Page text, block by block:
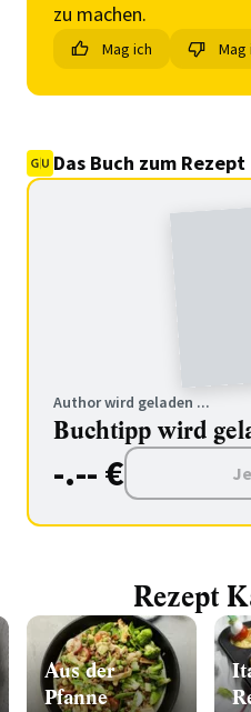
zu machen.
Mag ich Mag
Das Buch zum Rezept
Author wird geladen ...
Buchtipp wird
-.-- €
Rezept
Aus der
Pfanne